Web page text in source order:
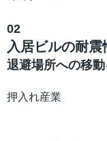
02
入居ビルの耐
退避場所への移
押入れ産業